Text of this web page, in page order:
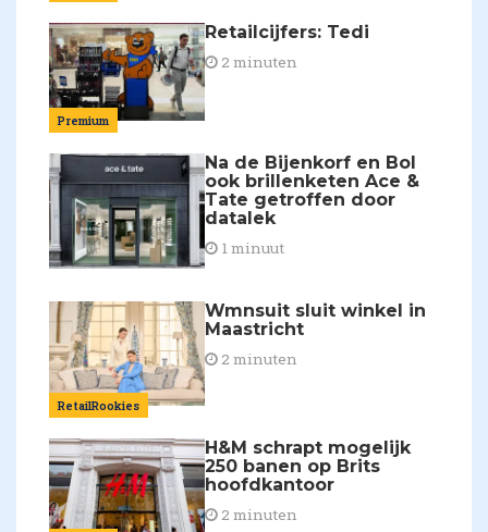
Premium
Retailcijfers: Tedi
2 minuten
Na de Bijenkorf en Bol
ook brillenketen Ace &
Tate getroffen door
datalek
1 minuut
RetailRookies
Wmnsuit sluit winkel in
Maastricht
2 minuten
H&M schrapt mogelijk
250 banen op Brits
hoofdkantoor
2 minuten